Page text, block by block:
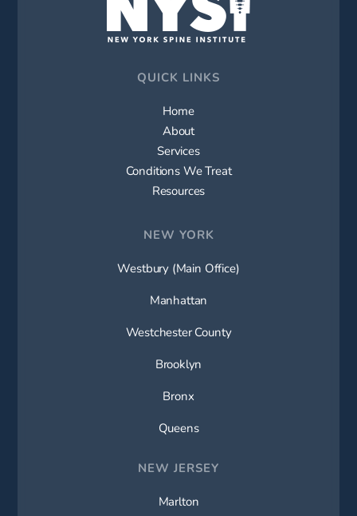
QUICK LINKS
Home
About
Services
Conditions We Treat
Resources
NEW YORK
Westbury (Main Office)
Manhattan
Westchester County
Brooklyn
Bronx
Queens
NEW JERSEY
Marlton